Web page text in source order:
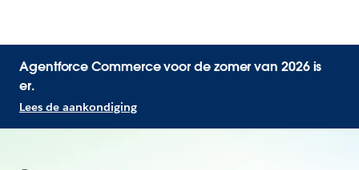
Agentforce Commerce voor de zomer van 2026 is
er.
Lees de aankondiging